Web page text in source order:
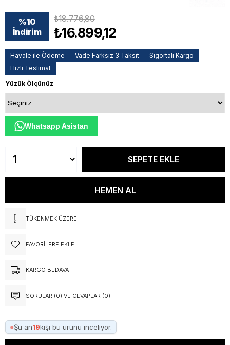
%10
İndirim
₺18.776,80
₺16.899,12
Havale ile Ödeme Vade Farksız 3 Taksit
Sigortalı Kargo
Hızlı Teslimat
Yüzük Ölçünüz
Whatsapp Asistan
TÜKENMEK ÜZERE
FAVORILERE EKLE
KARGO BEDAVA
SORULAR (0) VE CEVAPLAR (0)
●Şu an19kişi bu ürünü inceliyor.